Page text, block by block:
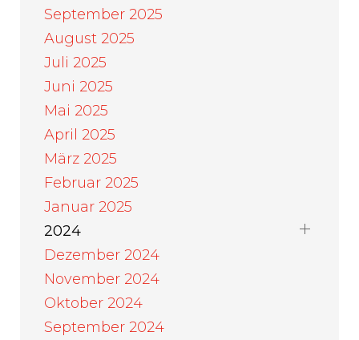
September 2025
August 2025
Juli 2025
Juni 2025
Mai 2025
April 2025
März 2025
Februar 2025
Januar 2025
2024
Dezember 2024
November 2024
Oktober 2024
September 2024